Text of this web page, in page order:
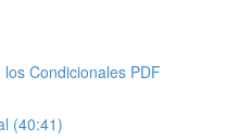
Condicionales PDF
(40:41)